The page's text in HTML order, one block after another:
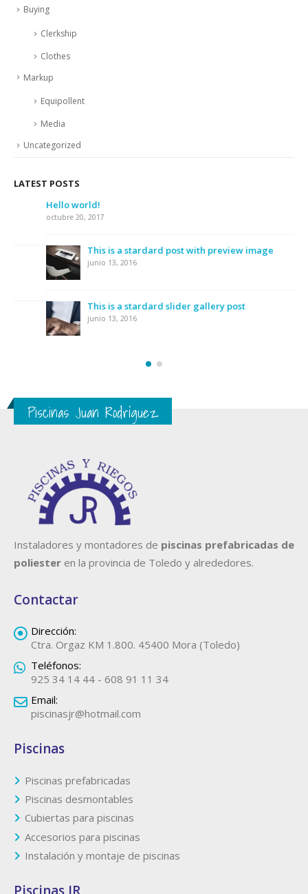
Buying
Clerkship
Clothes
Markup
Equipollent
Media
Uncategorized
LATEST POSTS
Hello world!
octubre 20, 2017
This is a stardard post with preview image
junio 13, 2016
This is a stardard slider gallery post
junio 13, 2016
Piscinas Juan Rodríguez
Instaladores y montadores de
piscinas prefabricadas de
poliester
en la provincia de Toledo y alrededores.
Contactar
Dirección:
Ctra. Orgaz KM 1.800. 45400 Mora (Toledo)
Teléfonos:
925 34 14 44 - 608 91 11 34
Email:
piscinasjr@hotmail.com
Piscinas
Piscinas prefabricadas
Piscinas desmontables
Cubiertas para piscinas
Accesorios para piscinas
Instalación y montaje de piscinas
Piscinas JR